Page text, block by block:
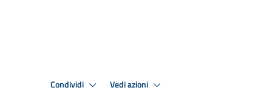
Condividi Vedi azioni